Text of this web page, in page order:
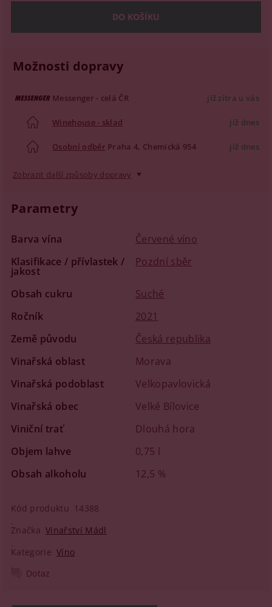
Možnosti dopravy
Messenger - celá ČR již zítra u vás
Winehouse - sklad již dnes
Osobní odběr Praha 4, Chemická 954 již dnes
Zobrazit další způsoby dopravy
Parametry
Barva vína
Červené víno
Klasifikace / přívlastek /
jakost
Pozdní sběr
Obsah cukru
Suché
Ročník
2021
Země původu
Česká republika
Vinařská oblast
Morava
Vinařská podoblast
Velkopavlovická
Vinařská obec
Velké Bílovice
Viniční trať
Dlouhá hora
Objem lahve
0,75 l
Obsah alkoholu
12,5 %
Kód produktu
14388
Značka Vinařství Mádl
Kategorie Víno
Dotaz